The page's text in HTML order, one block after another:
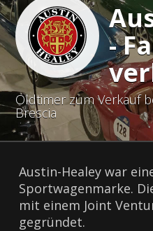
-
Oldtimer zum Verkauf
Brescia
Austin-Healey war
Sportwagenmarke.
mit einem Joint
gegründet.